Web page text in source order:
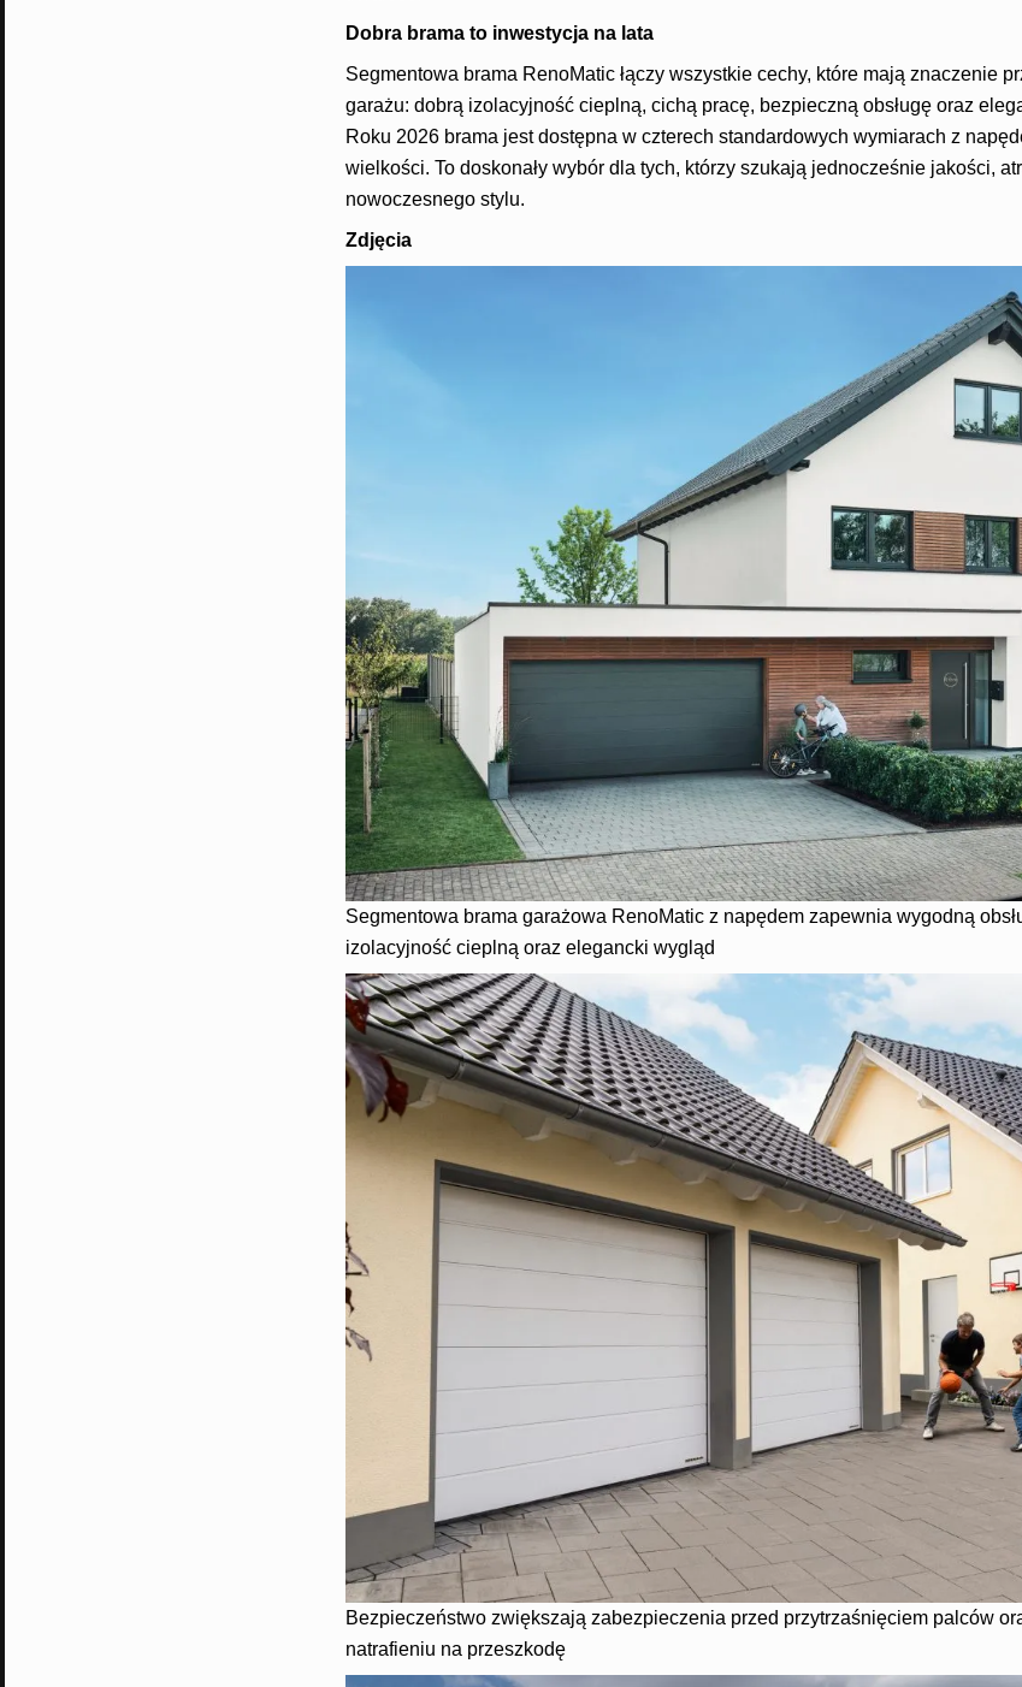
Dobra brama to inwestycja na lata
Segmentowa brama RenoMatic łączy wszystkie cechy, które mają znaczenie
garażu: dobrą izolacyjność cieplną, cichą pracę, bezpieczną obsługę oraz
Roku 2026 brama jest dostępna w czterech standardowych wymiarach z
wielkości. To doskonały wybór dla tych, którzy szukają jednocześnie jakości,
nowoczesnego stylu.
Zdjęcia
Segmentowa brama garażowa RenoMatic z napędem zapewnia wygodną
izolacyjność cieplną oraz elegancki wygląd
Bezpieczeństwo zwiększają zabezpieczenia przed przytrzaśnięciem palców
natrafieniu na przeszkodę